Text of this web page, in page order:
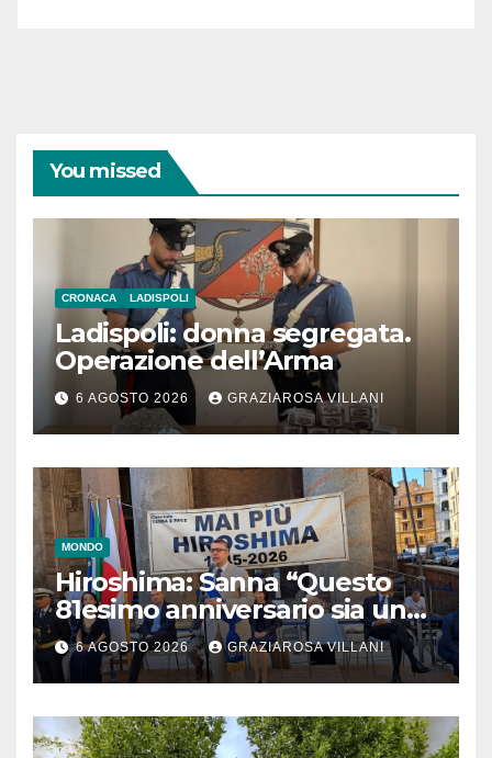
You missed
CRONACA LADISPOLI
Ladispoli: donna segregata.
Operazione dell’Arma
6 AGOSTO 2026 GRAZIAROSA VILLANI
MONDO
Hiroshima: Sanna “Questo
81esimo anniversario sia un
monito per tutti”
6 AGOSTO 2026 GRAZIAROSA VILLANI